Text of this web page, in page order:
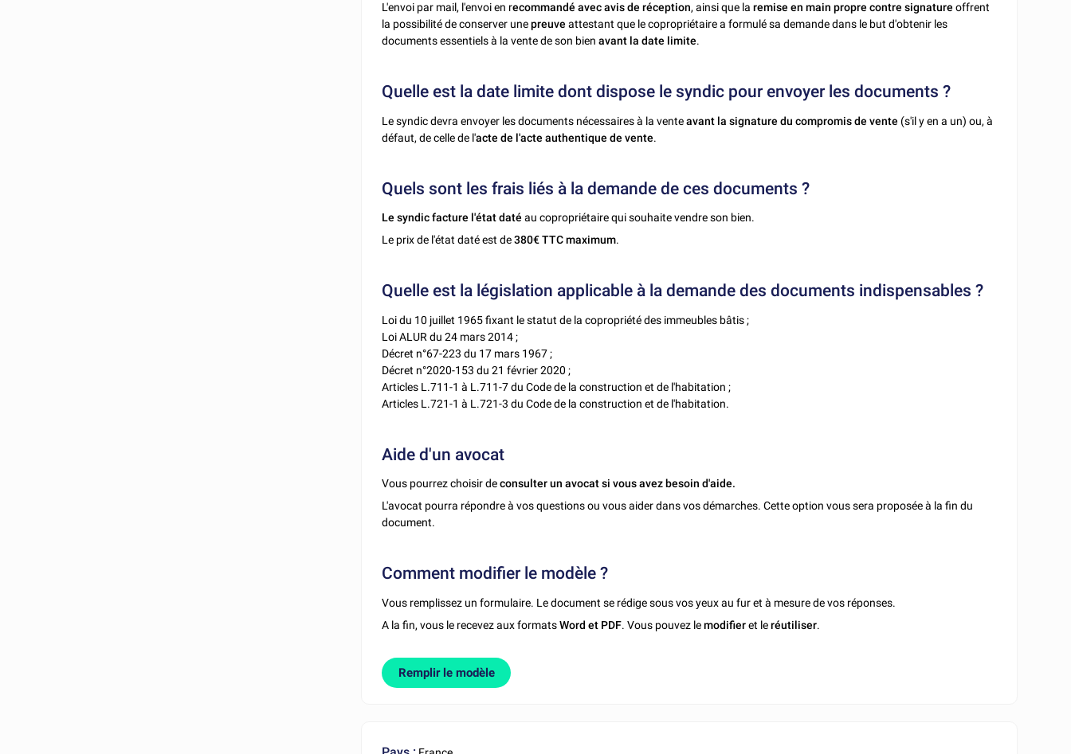
L'envoi par mail, l'envoi en recommandé avec avis de réception, ainsi que laremise en main propre contre signature offrent
la possibilité de conserver unepreuveattestant que le copropriétaire a formulé sa demande dans le but d'obtenir les
documents essentiels à la vente de son bienavant la date limite.
Quelle est la date limite dont dispose le syndic pour envoyer les documents ?
Le syndic devra envoyer les documents nécessaires à la venteavant la signature du compromis de vente (s'il y en a un) ou, à
défaut, de celle de l'acte de l'acte authentique de vente.
Quels sont les frais liés à la demande de ces documents ?
Le syndic facture l'état datéau copropriétaire qui souhaite vendre son bien.
Le prix de l'état daté est de380€ TTC maximum.
Quelle est la législation applicable à la demande des documents indispensables ?
Loi du 10 juillet 1965 fixant le statut de la copropriété des immeubles bâtis ;
Loi ALUR du 24 mars 2014 ;
Décret n°67-223 du 17 mars 1967 ;
Décret n°2020-153 du 21 février 2020 ;
Articles L.711-1 à L.711-7 du Code de la construction et de l'habitation ;
Articles L.721-1 à L.721-3 du Code de la construction et de l'habitation.
Aide d'un avocat
Vous pourrez choisir deconsulter un avocat si vous avez besoin d'aide.
L'avocat pourra répondre à vos questions ou vous aider dans vos démarches. Cette option vous sera proposée à la fin du
document.
Comment modifier le modèle ?
Vous remplissez un formulaire. Le document se rédige sous vos yeux au fur et à mesure de vos réponses.
A la fin, vous le recevez aux formatsWord et PDF. Vous pouvez lemodifieret leréutiliser.
Remplir le modèle